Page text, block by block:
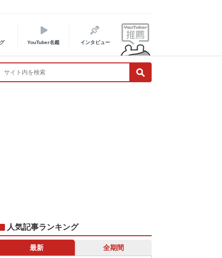
YouTuber名鑑 インタビュー
人気記事ランキング
最新 全期間